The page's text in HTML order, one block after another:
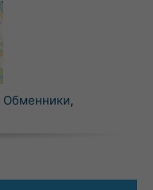
Обменники,